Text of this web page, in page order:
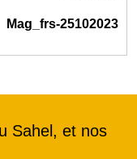
Mag_frs-25102023
Sahel, et nos